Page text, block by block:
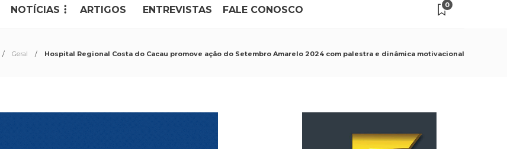
NOTÍCIAS ARTIGOS ENTREVISTAS FALE CONOSCO 0
Geral Hospital Regional Costa do Cacau promove ação do Setembro Amarelo 2024 com palestra e dinâmica motivacional